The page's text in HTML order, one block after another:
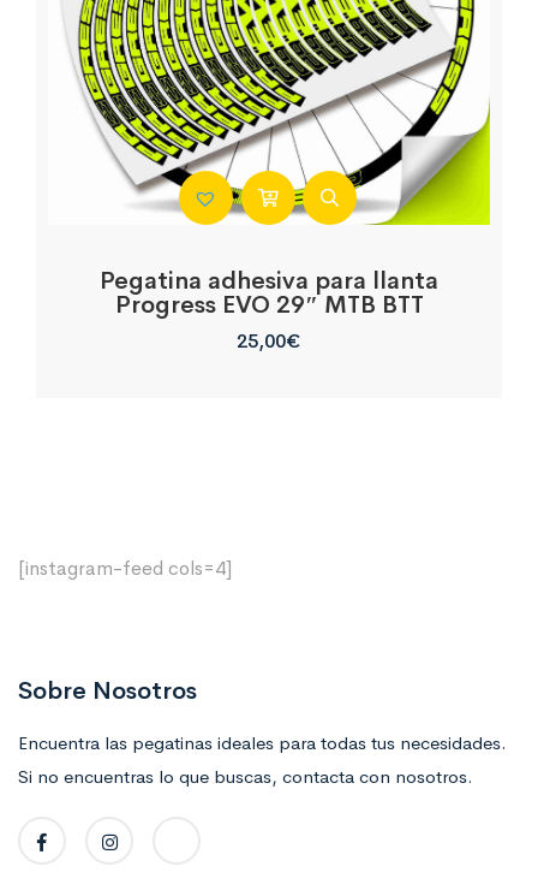
Pegatina adhesiva para llanta
Progress EVO 29″ MTB BTT
25,00€
[instagram-feed cols=4]
Sobre Nosotros
Encuentra las pegatinas ideales para todas tus necesidades.
Si no encuentras lo que buscas, contacta con nosotros.